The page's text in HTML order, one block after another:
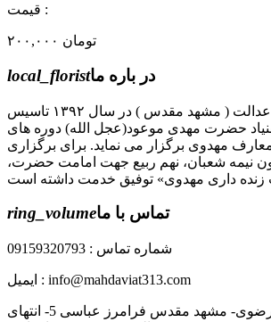
قیمت :
۲۰۰,۰۰۰ تومان
local_floristدر باره ما
کانون مهدویت صبح عدالت ( مشهد مقدس ) در سال ۱۳۹۲ تاسیس
حضرت مهدی موعود(عجل الله) دوره های
مهدوی برگزار می نماید. برای برگزاری
نیمه شعبان، نهم ربیع جهت امامت حضرت،
ring_volumeتماس با ما
شماره تماس : 09159320793
ایمیل : info@mahdaviat313.com
آدرس : خراسان رضوی- مشهد مقدس فرامرز عباسی 5- انتهای